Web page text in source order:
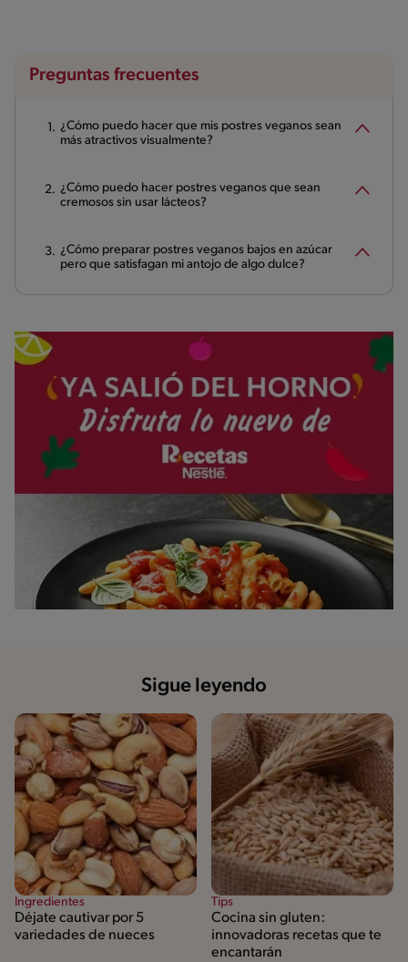
Preguntas frecuentes
¿Cómo puedo hacer que mis postres veganos sean
más atractivos visualmente?
¿Cómo puedo hacer postres veganos que sean
cremosos sin usar lácteos?
¿Cómo preparar postres veganos bajos en azúcar
pero que satisfagan mi antojo de algo dulce?
Sigue leyendo
Ingredientes
Déjate cautivar por 5
variedades de nueces
Tips
Cocina sin gluten:
innovadoras recetas que te
encantarán